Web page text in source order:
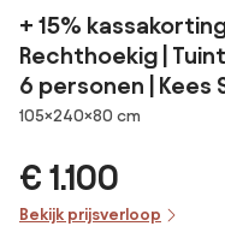
+ 15%
Rechthoekig |
6 personen | Kees
Afmetingen
105×240×80 cm
€ 1.100
Bekijk prijsverloop